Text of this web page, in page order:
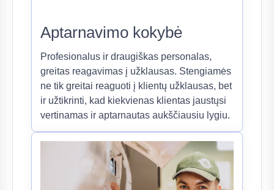
Aptarnavimo kokybė
Profesionalus ir draugiškas personalas,
greitas reagavimas į užklausas. Stengiamės
ne tik greitai reaguoti į klientų užklausas, bet
ir užtikrinti, kad kiekvienas klientas jaustųsi
vertinamas ir aptarnautas aukščiausiu lygiu.